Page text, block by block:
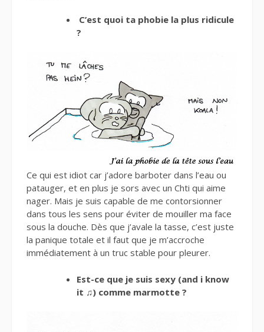
C’est quoi ta phobie la plus ridicule
?
Ce qui est idiot car j’adore barboter dans l’eau ou
patauger, et en plus je sors avec un Chti qui aime
nager. Mais je suis capable de me contorsionner
dans tous les sens pour éviter de mouiller ma face
sous la douche. Dès que j’avale la tasse, c’est juste
la panique totale et il faut que je m’accroche
immédiatement à un truc stable pour pleurer.
Est-ce que je suis sexy (and i know
it ♫) comme marmotte ?